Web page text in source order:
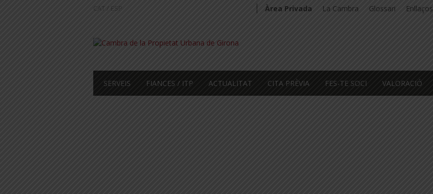
CAT / ESP Àrea Privada La Cambra Glossari Enllaços
SERVEIS FIANCES / ITP ACTUALITAT CITA PRÈVIA FES-TE SOCI VALORACIÓ